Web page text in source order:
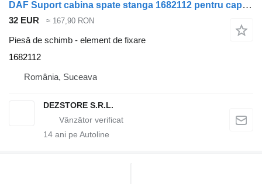
DAF Suport cabina spate stanga 1682112 pentru cap tractor DAF CF85
32 EUR ≈ 167,90 RON
Piesă de schimb - element de fixare
1682112
România, Suceava
DEZSTORE S.R.L.
14 ani pe Autoline